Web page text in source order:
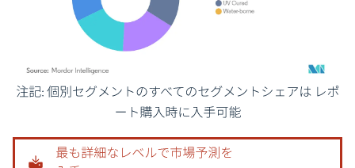
画像 © Mordor Intelligence。再利用にはCC BY 4.0の表示が必要です。